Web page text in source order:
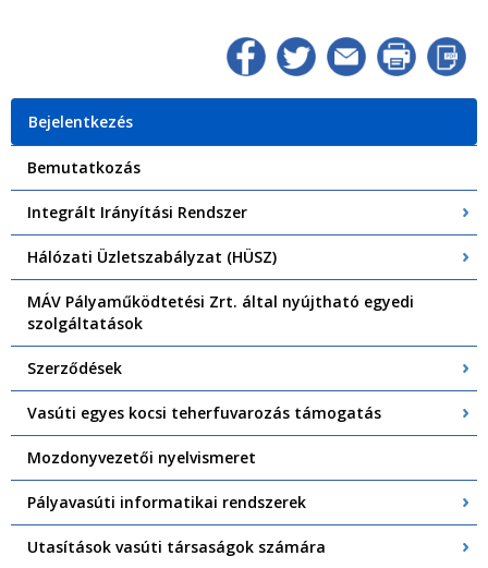
Bejelentkezés
Bemutatkozás
Integrált Irányítási Rendszer
Hálózati Üzletszabályzat (HÜSZ)
MÁV Pályaműködtetési Zrt. által nyújtható egyedi
szolgáltatások
Szerződések
Vasúti egyes kocsi teherfuvarozás támogatás
Mozdonyvezetői nyelvismeret
Pályavasúti informatikai rendszerek
Utasítások vasúti társaságok számára